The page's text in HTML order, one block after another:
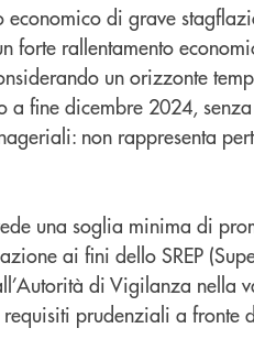
economico di grave
forte rallentamento
un orizzonte
a fine dicembre 2024,
non rappresenta
una soglia minima di
ai fini dello SREP
di Vigilanza nella
prudenziali a fronte